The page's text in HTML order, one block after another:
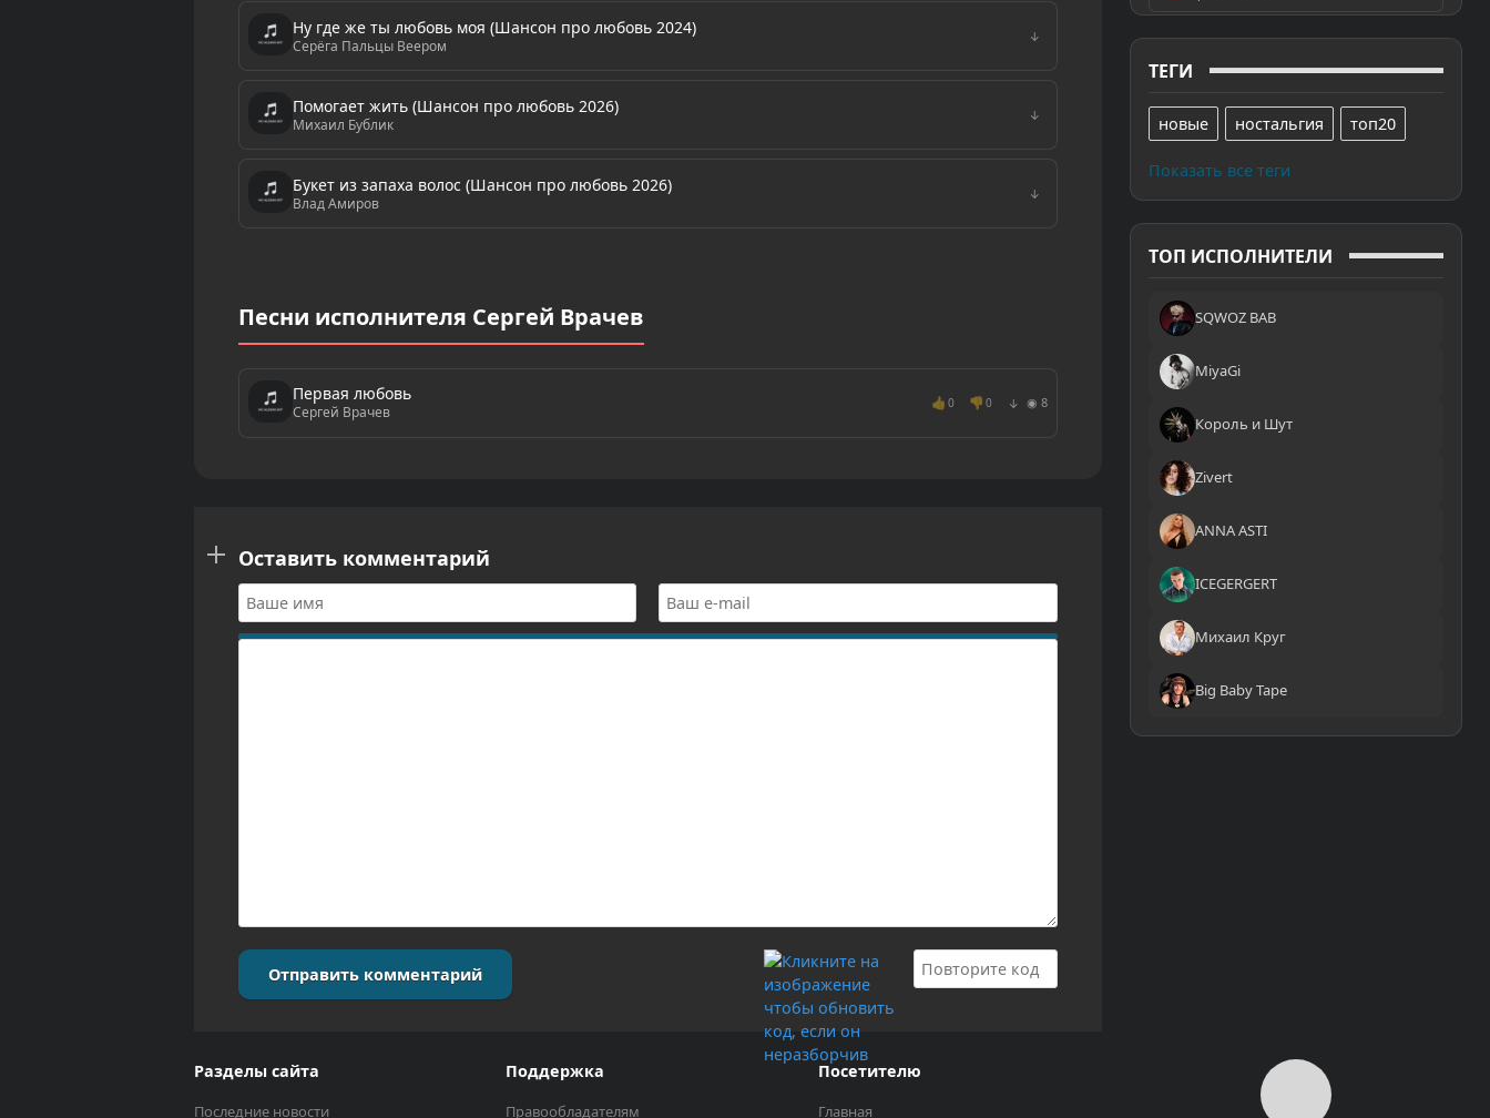
ТЕГИ
новые ностальгия топ20
Показать все теги
ТОП ИСПОЛНИТЕЛИ
SQWOZ BAB
MiyaGi
Король и Шут
Zivert
ANNA ASTI
ICEGERGERT
Михаил Круг
Big Baby Tape
Ну где же ты любовь моя (Шансон про любовь 2024)
Серёга Пальцы Веером ↓
Помогает жить (Шансон про любовь 2026)
Михаил Бублик ↓
Букет из запаха волос (Шансон про любовь 2026)
Влад Амиров ↓
Песни исполнителя Сергей Врачев
Первая любовь
Сергей Врачев
👍 0 👎 0 ↓ ◉ 8
Оставить комментарий
Отправить комментарий
Разделы сайта
Последние новости
Поддержка
Правообладателям
Посетителю
Главная